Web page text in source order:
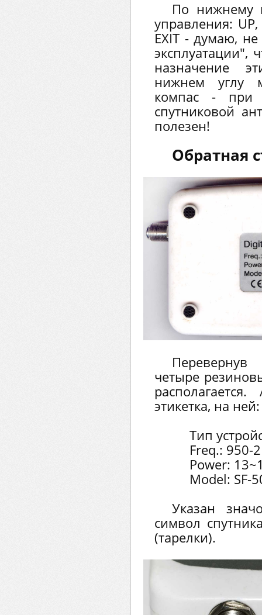
По нижнему
управления: UP,
EXIT - думаю,
эксплуатации",
назначение
нижнем углу
компас - при
спутниковой
полезен!
Обратная
четыре
этикетка, на ней:
Тип
Freq.: 950-
Power:
Model: SF-
Указан
символ
(тарелки).